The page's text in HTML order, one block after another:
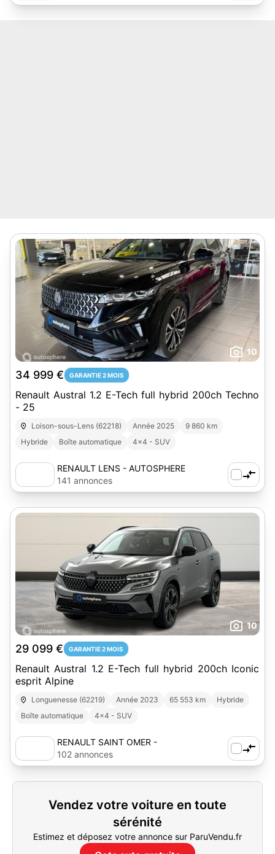
10
34 999 € GARANTIE 2 MOIS
Renault Austral 1.2 E-Tech full hybrid 200ch Techno
- 25
Loison-sous-Lens (62218) Année 2025
9 860 km
Hybride
Boîte automatique 4x4 - SUV
RENAULT LENS - AUTOSPHERE
141 annonces
10
29 099 € GARANTIE 2 MOIS
Renault Austral 1.2 E-Tech full hybrid 200ch Iconic
esprit Alpine
Longuenesse (62219) Année 2023 65 553 km
Hybride
Boîte automatique
4x4 - SUV
RENAULT SAINT OMER -
AUTOSPHERE
102 annonces
Vendez votre voiture en toute
sérénité
Estimez et déposez votre annonce sur ParuVendu.fr